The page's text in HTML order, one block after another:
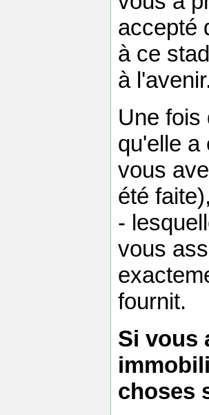
accepté
à ce
à
Une fois
qu'elle a
vous
été
-
vous
fournit.
Si vous
choses